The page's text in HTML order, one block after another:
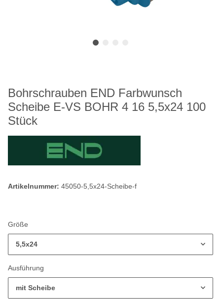
Bohrschrauben END Farbwunsch
Scheibe E-VS BOHR 4 16 5,5x24 100
Stück
Artikelnummer: 45050-5,5x24-Scheibe-f
Größe
5,5x24
Ausführung
mit Scheibe